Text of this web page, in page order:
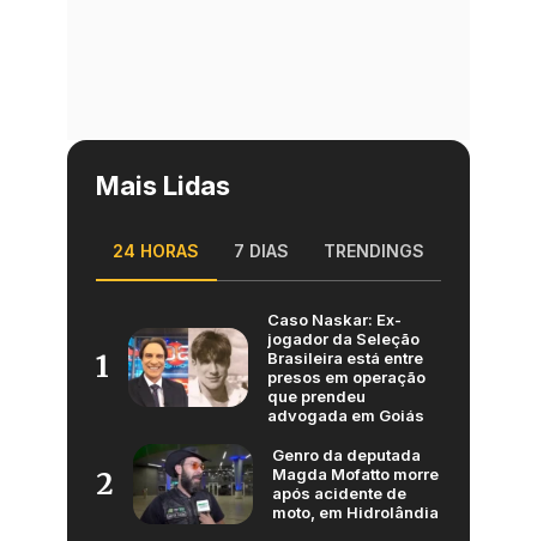
Mais Lidas
24 HORAS 7 DIAS TRENDINGS
1
Caso Naskar: Ex-
jogador da Seleção
Brasileira está entre
presos em operação
que prendeu
advogada em Goiás
2
Genro da deputada
Magda Mofatto morre
após acidente de
moto, em Hidrolândia